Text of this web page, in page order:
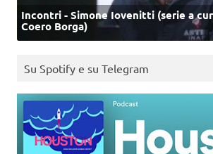
Incontri - Simone Iovenitti (serie a
Coero Borga)
Su Spotify e su Telegram